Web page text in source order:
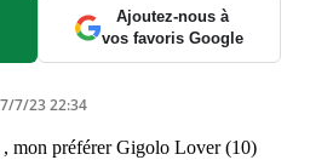
Ajoutez-nous à
vos favoris Google
7/7/23 22:34
, mon préférer Gigolo Lover (10)